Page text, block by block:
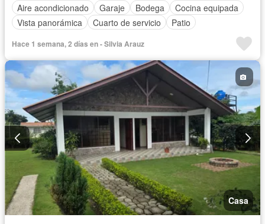
Aire acondicionado
Garaje Bodega
Cocina equipada
Vista panorámica
Cuarto de servicio Patio
Hace 1 semana, 2 días en - Silvia Arauz
Casa